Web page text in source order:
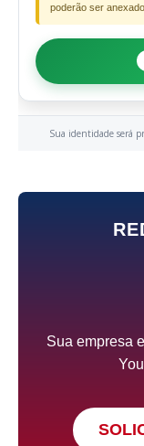
poderão ser
Sua identidade será
Sua empresa